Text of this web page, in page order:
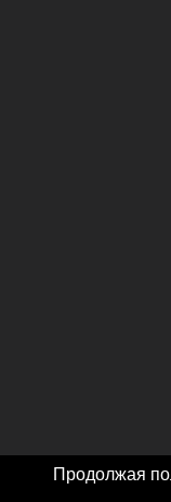
Продолжая